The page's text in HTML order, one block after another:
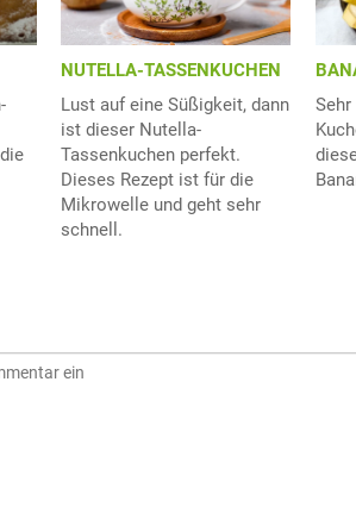
NUTELLA-TASSENKUCHEN
Lust auf eine Süßigkeit, dann
ist dieser Nutella-
Tassenkuchen perfekt.
Dieses Rezept ist für die
Mikrowelle und geht sehr
schnell.